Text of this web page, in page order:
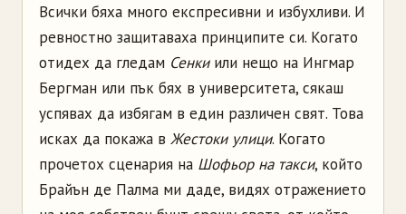
Всички бяха много експресивни и избухливи. И
ревностно защитаваха принципите си. Когато
отидех да гледам Сенки или нещо на Ингмар
Бергман или пък бях в университета, сякаш
успявах да избягам в един различен свят. Това
исках да покажа в Жестоки улици. Когато
прочетох сценария на Шофьор на такси, който
Брайън де Палма ми даде, видях отражението